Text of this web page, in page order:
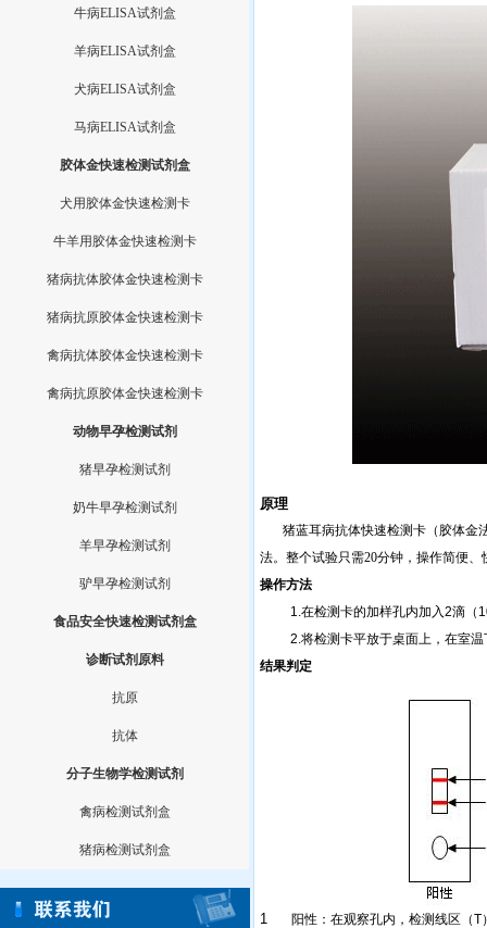
牛病ELISA试剂盒
羊病ELISA试剂盒
犬病ELISA试剂盒
马病ELISA试剂盒
胶体金快速检测试剂盒
犬用胶体金快速检测卡
牛羊用胶体金快速检测卡
猪病抗体胶体金快速检测卡
猪病抗原胶体金快速检测卡
禽病抗体胶体金快速检测卡
禽病抗原胶体金快速检测卡
动物早孕检测试剂
猪早孕检测试剂
奶牛早孕检测试剂
羊早孕检测试剂
驴早孕检测试剂
食品安全快速检测试剂盒
诊断试剂原料
抗原
抗体
分子生物学检测试剂
禽病检测试剂盒
猪病检测试剂盒
原理
猪蓝耳病抗体快速检测卡（胶体金
法。整个试验只需20分钟，操作简便、
操作方法
1.在检测卡的加样孔内加入2滴（
2.将检测卡平放于桌面上，在室
结果判定
1 阳性：在观察孔内，检测线区（T